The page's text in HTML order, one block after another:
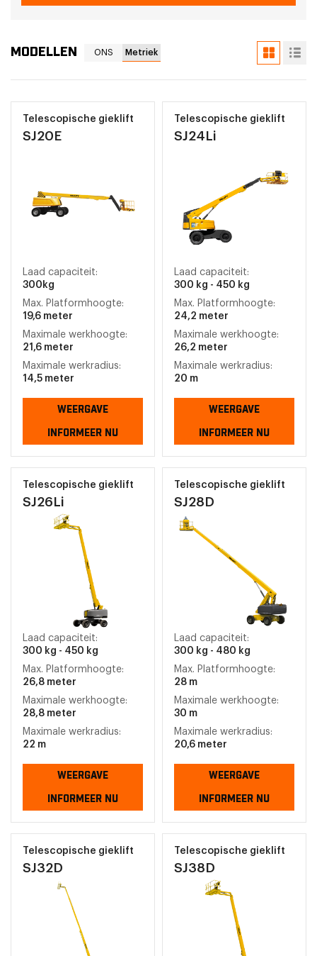
MODELLEN ONS Metriek
Telescopische gieklift
SJ20E
Laad capaciteit:
300kg
Max. Platformhoogte:
19,6 meter
Maximale werkhoogte:
21,6 meter
Maximale werkradius:
14,5 meter
WEERGAVE
INFORMEER NU
Telescopische gieklift
SJ24Li
Laad capaciteit:
300 kg - 450 kg
Max. Platformhoogte:
24,2 meter
Maximale werkhoogte:
26,2 meter
Maximale werkradius:
20 m
WEERGAVE
INFORMEER NU
Telescopische gieklift
SJ26Li
Laad capaciteit:
300 kg - 450 kg
Max. Platformhoogte:
26,8 meter
Maximale werkhoogte:
28,8 meter
Maximale werkradius:
22 m
WEERGAVE
INFORMEER NU
Telescopische gieklift
SJ28D
Laad capaciteit:
300 kg - 480 kg
Max. Platformhoogte:
28 m
Maximale werkhoogte:
30 m
Maximale werkradius:
20,6 meter
WEERGAVE
INFORMEER NU
Telescopische gieklift
SJ32D
Telescopische gieklift
SJ38D